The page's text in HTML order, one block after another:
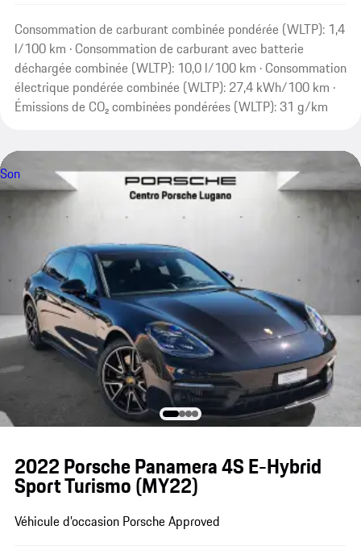
Consommation de carburant combinée pondérée (WLTP): 1,4
l/100 km · Consommation de carburant avec batterie
déchargée combinée (WLTP): 10,0 l/100 km · Consommation
électrique pondérée combinée (WLTP): 27,4 kWh/100 km ·
Émissions de CO₂ combinées pondérées (WLTP): 31 g/km
Son
2022 Porsche Panamera 4S E-Hybrid
Sport Turismo (MY22)
Véhicule d’occasion Porsche Approved